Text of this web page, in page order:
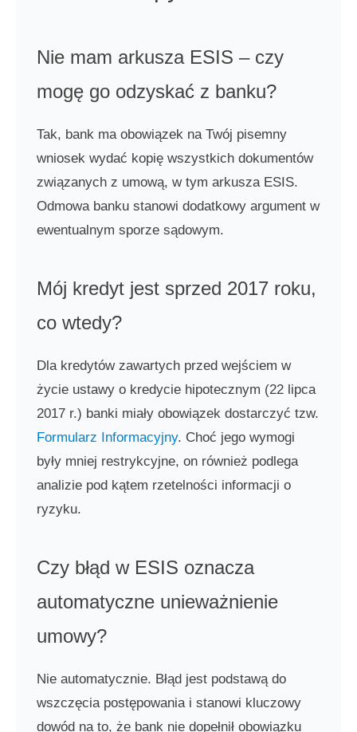
Nie mam arkusza ESIS – czy
mogę go odzyskać z banku?
Tak, bank ma obowiązek na Twój pisemny
wniosek wydać kopię wszystkich dokumentów
związanych z umową, w tym arkusza ESIS.
Odmowa banku stanowi dodatkowy argument w
ewentualnym sporze sądowym.
Mój kredyt jest sprzed 2017 roku,
co wtedy?
Dla kredytów zawartych przed wejściem w
życie ustawy o kredycie hipotecznym (22 lipca
2017 r.) banki miały obowiązek dostarczyć tzw.
Formularz Informacyjny. Choć jego wymogi
były mniej restrykcyjne, on również podlega
analizie pod kątem rzetelności informacji o
ryzyku.
Czy błąd w ESIS oznacza
automatyczne unieważnienie
umowy?
Nie automatycznie. Błąd jest podstawą do
wszczęcia postępowania i stanowi kluczowy
dowód na to, że bank nie dopełnił obowiązku